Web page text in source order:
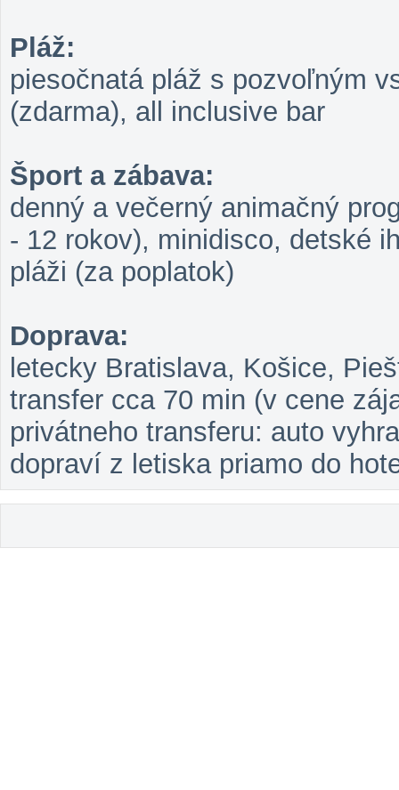
Pláž:
piesočnatá pláž s pozvoľným
(zdarma), all inclusive bar
Šport a zábava:
denný a večerný animačný
- 12 rokov), minidisco, detské
pláži (za poplatok)
Doprava:
letecky Bratislava, Košice,
transfer cca 70 min (v cene
privátneho transferu: auto
dopraví z letiska priamo do